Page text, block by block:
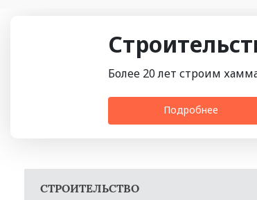
Более 20 лет строим
Подробнее
СТРОИТЕЛЬСТВО